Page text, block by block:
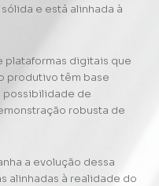
sólida e está alinhada à
plataformas digitais que
produtivo têm base
possibilidade de
robusta de
a evolução dessa
alinhadas à realidade do